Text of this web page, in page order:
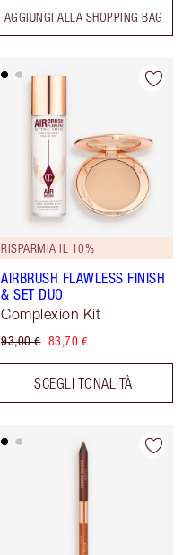
AGGIUNGI ALLA SHOPPING BAG
RISPARMIA IL 10%
AIRBRUSH FLAWLESS FINISH
& SET DUO
Complexion Kit
93,00 € 83,70 €
SCEGLI TONALITÀ